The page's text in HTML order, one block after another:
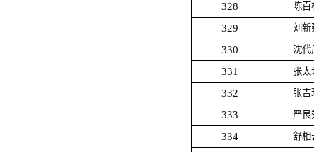
328 陈百
329 刘新
330 沈代
331 张太
332 张吉
333 严艮
334 舒相